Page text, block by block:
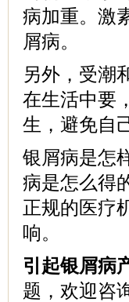
病加重。激
屑病。
另外，受潮
在生活中要
生，避免自
银屑病是怎
病是怎么得
正规的医疗
响。
引起银屑病
题，欢迎咨